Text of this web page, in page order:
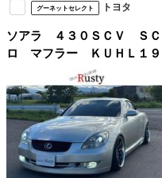
グーネットセレクト トヨタ
ソアラ ４３０ＳＣＶ Ｓ
ロ マフラー ＫＵＨＬ１
ＲＵＳＨ車高調 Ｆ２８
オープン フルセグＴＶ フ